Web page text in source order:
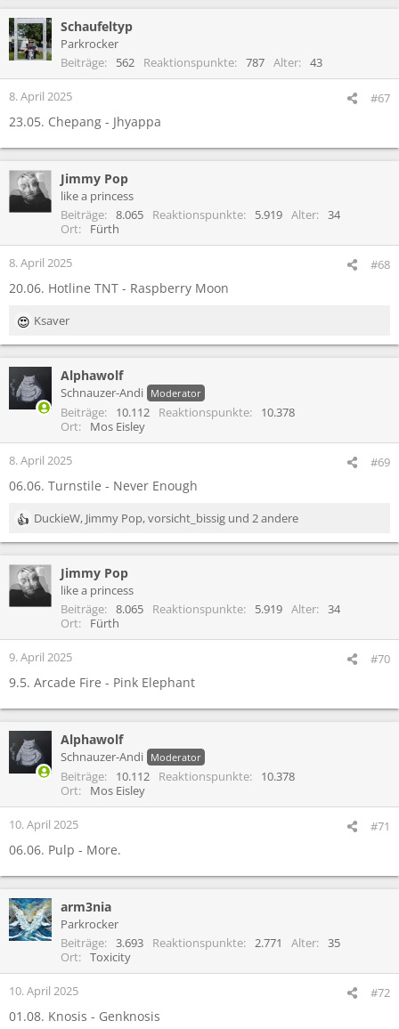
Schaufeltyp
Parkrocker
Beiträge
562 Reaktionspunkte 787 Alter 43
8. April 2025 #67
23.05. Chepang - Jhyappa
Jimmy Pop
like a princess
Beiträge
8.065 Reaktionspunkte 5.919 Alter
34
Ort
Fürth
8. April 2025 #68
20.06. Hotline TNT - Raspberry Moon
R
e
t
i
n
:
Ksaver
Alphawolf
Schnauzer-Andi Moderator
Beiträge 10.112 Reaktionspunkte
10.378
Ort
Mos Eisley
8. April 2025 #69
06.06. Turnstile - Never Enough
R
e
k
t
i
n
:
DuckieW, Jimmy Pop,vorsicht_bissig und 2 andere
Jimmy Pop
like a princess
Beiträge
8.065 Reaktionspunkte 5.919 Alter
34
Ort
Fürth
9. April 2025 #70
9.5. Arcade Fire - Pink Elephant
Alphawolf
Schnauzer-Andi Moderator
Beiträge 10.112 Reaktionspunkte
10.378
Ort
Mos Eisley
10. April 2025 #71
06.06. Pulp - More.
arm3nia
Parkrocker
Beiträge
3.693 Reaktionspunkte 2.771 Alter
35
Ort
Toxicity
10. April 2025 #72
01.08. Knosis - Genknosis